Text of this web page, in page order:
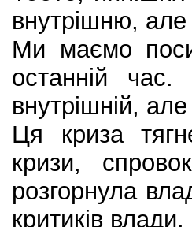
внутрішню, але
Ми маємо
останній
внутрішній,
Ця криза
кризи,
розгорнула
критиків